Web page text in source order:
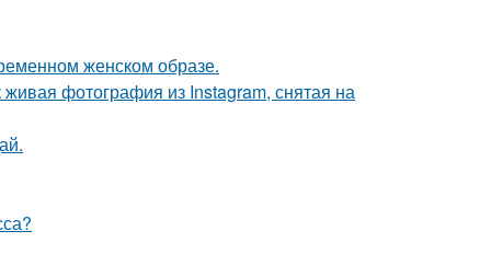
женском образе.
фотография из Instagram, снятая на